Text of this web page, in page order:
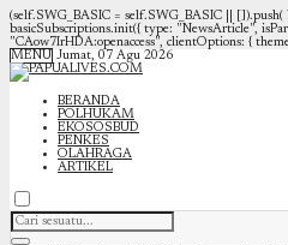
(self.SWG_BASIC = self.SWG_BASIC || []).push(
basicSubscriptions.init({ type: "NewsArticle",
"CAow7IrHDA:openaccess", clientOptions: {
MENU Jumat, 07 Agu 2026
BERANDA
POLHUKAM
EKOSOSBUD
PENKES
OLAHRAGA
ARTIKEL